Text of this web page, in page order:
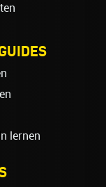
lernen